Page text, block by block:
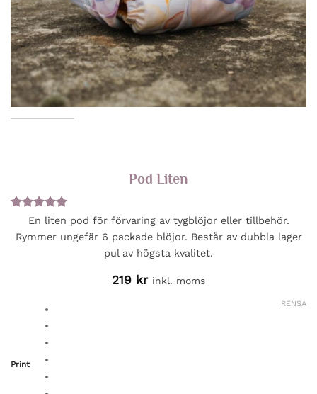
Pod Liten
Betygsatt5
baserat på
En liten pod för förvaring av tygblöjor eller tillbehör.
Rymmer ungefär 6 packade blöjor. Består av dubbla lager
pul av högsta kvalitet.
219 kr inkl. moms
Print
RENSA